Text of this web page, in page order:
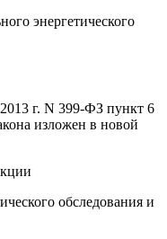
энергетического
г. N 399-ФЗ пункт 6
изложен в новой
обследования и